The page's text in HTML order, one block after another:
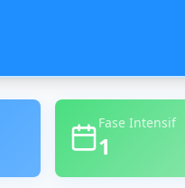
Fase Intensif
1